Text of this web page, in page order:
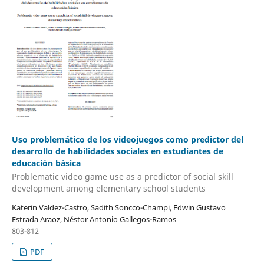
Uso problemático de los videojuegos como predictor del
desarrollo de habilidades sociales en estudiantes de
educación básica
Problematic video game use as a predictor of social skill
development among elementary school students
Katerin Valdez-Castro, Sadith Soncco-Champi, Edwin Gustavo
Estrada Araoz, Néstor Antonio Gallegos-Ramos
803-812
PDF